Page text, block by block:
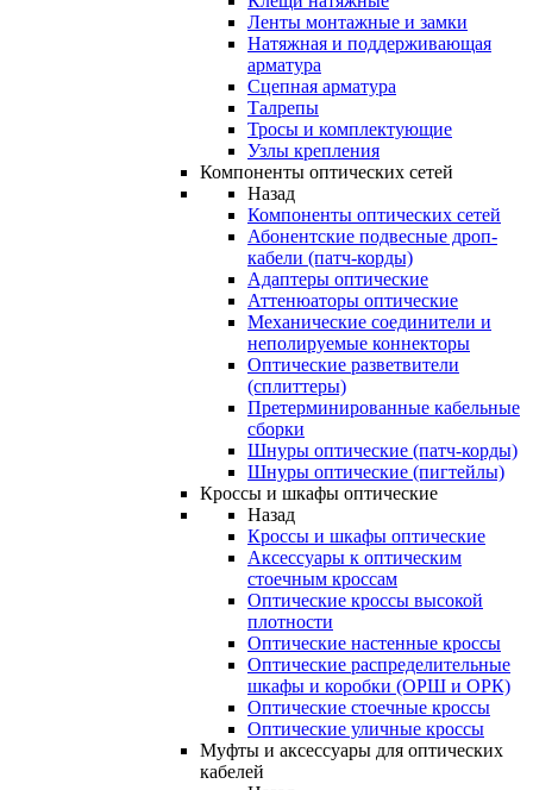
Ленты монтажные и замки
Натяжная и поддерживающая
арматура
Сцепная арматура
Талрепы
Тросы и комплектующие
Узлы крепления
Компоненты оптических сетей
Назад
Компоненты оптических сетей
Абонентские подвесные дроп-
кабели (патч-корды)
Адаптеры оптические
Аттенюаторы оптические
Механические соединители и
неполируемые коннекторы
Оптические разветвители
(сплиттеры)
Претерминированные кабельные
сборки
Шнуры оптические (патч-корды)
Шнуры оптические (пигтейлы)
Кроссы и шкафы оптические
Назад
Кроссы и шкафы оптические
Аксессуары к оптическим
стоечным кроссам
Оптические кроссы высокой
плотности
Оптические настенные кроссы
Оптические распределительные
шкафы и коробки (ОРШ и ОРК)
Оптические стоечные кроссы
Оптические уличные кроссы
Муфты и аксессуары для оптических
кабелей